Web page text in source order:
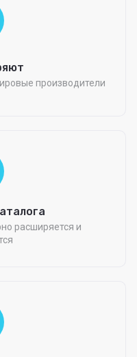
производители
расширяется и